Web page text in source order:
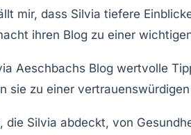
mir, dass Silvia tiefere
ihren Blog zu einer
Aeschbachs Blog wertvolle
sie zu einer vertrauenswürdigen
die Silvia abdeckt, von